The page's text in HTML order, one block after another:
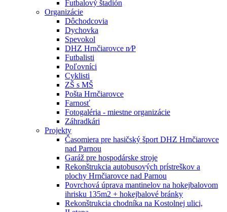
Futbalový štadión
Organizácie
Dôchodcovia
Dychovka
Spevokol
DHZ Hrnčiarovce n⁄P
Futbalisti
Poľovníci
Cyklisti
ZŠ s MŠ
Pošta Hrnčiarovce
Farnosť
Fotogaléria - miestne organizácie
Záhradkári
Projekty
Časomiera pre hasičský šport DHZ Hrnčiarovce
nad Parnou
Garáž pre hospodárske stroje
Rekonštrukcia autobusových prístreškov a
plochy Hrnčiarovce nad Parnou
Povrchová úprava mantinelov na hokejbalovom
ihrisku 135m2 + hokejbalové bránky
Rekonštrukcia chodníka na Kostolnej ulici,